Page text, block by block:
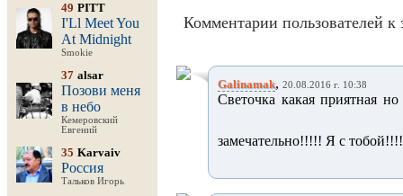
49 PITT
I'Ll Meet You
At Midnight
Smokie
37 alsar
Позови меня
в небо
Кемеровский
Евгений
35 Karvaiv
Россия
Тальков Игорь
Комментарии пользователей к
Galinamak, 20.08.2016 г. 10:38
Светочка какая приятная
замечательно!!!!! Я с